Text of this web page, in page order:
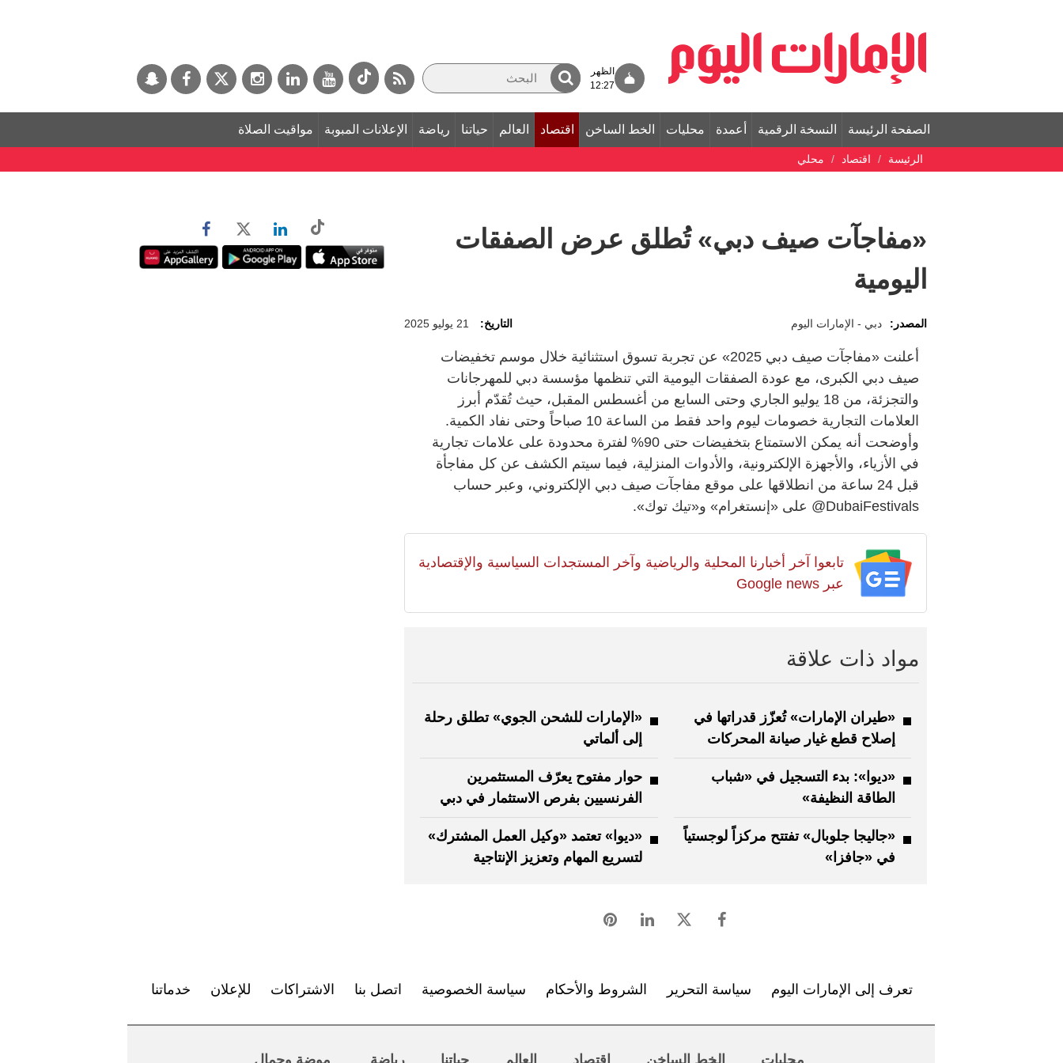
الظهر
12:27
الصفحة الرئيسة النسخة الرقمية أعمدة محليات الخط الساخن اقتصاد العالم حياتنا رياضة الإعلانات المبوبة مواقيت الصلاة
الرئيسة اقتصاد محلي
«مفاجآت صيف دبي» تُطلق عرض الصفقات
اليومية
المصدر: دبي - الإمارات اليوم التاريخ: 21 يوليو 2025
أعلنت «مفاجآت صيف دبي 2025» عن تجربة تسوق استثنائية خلال موسم تخفيضات
صيف دبي الكبرى، مع عودة الصفقات اليومية التي تنظمها مؤسسة دبي للمهرجانات
والتجزئة، من 18 يوليو الجاري وحتى السابع من أغسطس المقبل، حيث تُقدّم أبرز
العلامات التجارية خصومات ليوم واحد فقط من الساعة 10 صباحاً وحتى نفاد الكمية.
وأوضحت أنه يمكن الاستمتاع بتخفيضات حتى 90% لفترة محدودة على علامات تجارية
في الأزياء، والأجهزة الإلكترونية، والأدوات المنزلية، فيما سيتم الكشف عن كل مفاجأة
قبل 24 ساعة من انطلاقها على موقع مفاجآت صيف دبي الإلكتروني، وعبر حساب
DubaiFestivals@ على «إنستغرام» و«تيك توك».
تابعوا آخر أخبارنا المحلية والرياضية وآخر المستجدات السياسية والإقتصادية
عبر Google news
مواد ذات علاقة
«طيران الإمارات» تُعزّز قدراتها في
إصلاح قطع غيار صيانة المحركات
«الإمارات للشحن الجوي» تطلق رحلة
إلى ألماتي
«ديوا»: بدء التسجيل في «شباب
الطاقة النظيفة»
حوار مفتوح يعرّف المستثمرين
الفرنسيين بفرص الاستثمار في دبي
«جاليجا جلوبال» تفتتح مركزاً لوجستياً
في «جافزا»
«ديوا» تعتمد «وكيل العمل المشترك»
لتسريع المهام وتعزيز الإنتاجية
تعرف إلى الإمارات اليوم سياسة التحرير الشروط والأحكام سياسة الخصوصية اتصل بنا الاشتراكات للإعلان خدماتنا